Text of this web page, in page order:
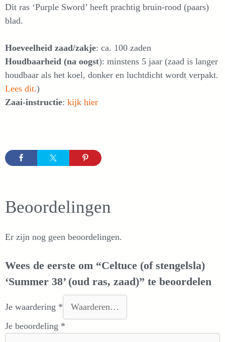
Dit ras ‘Purple Sword’ heeft prachtig bruin-rood (paars)
blad.
Hoeveelheid zaad/zakje: ca. 100 zaden
Houdbaarheid (na oogst): minstens 5 jaar (zaad is langer
houdbaar als het koel, donker en luchtdicht wordt verpakt.
Lees dit.)
Zaai-instructie: kijk hier
Beoordelingen
Er zijn nog geen beoordelingen.
Wees de eerste om “Celtuce (of stengelsla)
‘Summer 38’ (oud ras, zaad)” te beoordelen
Je waardering *
Je beoordeling *